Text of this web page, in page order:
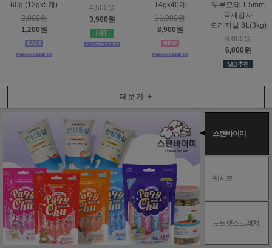
60g (12gx5개)
2,000원
1,200원
4,500원
3,900원
14gx40개
11,900원
8,900원
두부모래 1.5mm
극세입자
오리지널 8L(3kg)
8,000원
6,000원
더보기 +
스탠바이미
펫시모
도트캣스크래쳐